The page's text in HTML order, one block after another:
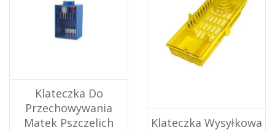
Klateczka Do
Przechowywania
Matek Pszczelich
Klateczka Wysyłkowa